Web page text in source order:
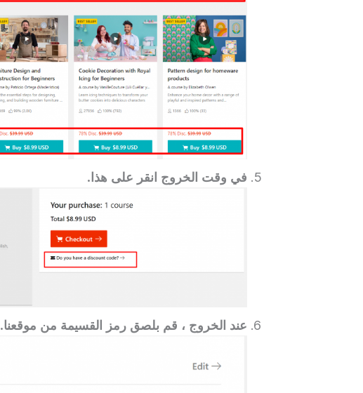
في وقت الخروج انقر على هذا.
عند الخروج ، قم بلصق رمز القسيمة من موقعنا.